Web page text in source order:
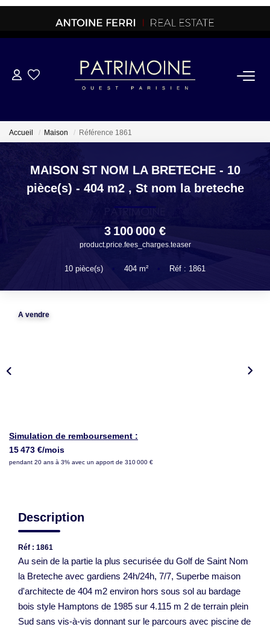
ACHETER
OFF MARKET
NORMANDIE/LA BAULE
PROPRIETES/CHATEAUX
LOUER
Accueil Maison Référence 1861
MAISON ST NOM LA BRETECHE - 10
pièce(s) - 404 m2 , St nom la breteche
3 100 000 €
product.price.fees_charges.teaser
10 pièce(s) 404 m² Réf : 1861
A vendre
Simulation de remboursement :
15 473 €/mois
pendant 20 ans à 3% avec un apport de 310 000 €
Description
Réf : 1861
Au sein de la partie la plus securisée du Golf de Saint Nom
la Breteche avec gardiens 24h/24h, 7/7, Superbe maison
d'architecte de 404 m2 environ hors sous sol au bardage
bois style Hamptons de 1985 sur 4.115 m 2 de terrain plein
Sud sans vis-à-vis donnant sur le parcours avec piscine de